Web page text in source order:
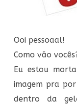
Ooi pessoaal!
Como vão
Eu estou
imagem pra
dentro da